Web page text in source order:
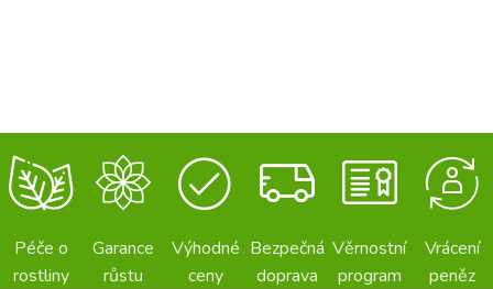
Péče o
rostliny
Garance
růstu
Výhodné
ceny
Bezpečná
doprava
Věrnostní
program
Vrácení
peněz